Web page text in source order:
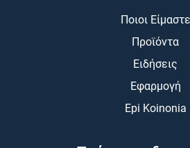
Ποιοι Είμαστε
Προϊόντα
Ειδήσεις
Εφαρμογή
Epi Koinonia